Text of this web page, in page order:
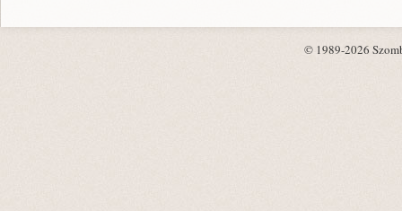
© 1989-2026